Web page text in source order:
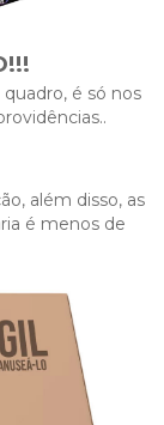
é só nos
além disso, as
é menos de